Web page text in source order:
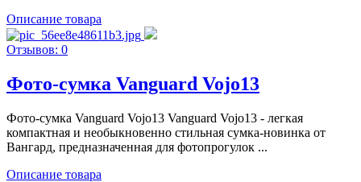
Описание товара
Отзывов: 0
Фото-сумка Vanguard Vojo13
Фото-сумка Vanguard Vojo13 Vanguard Vojo13 - легкая
компактная и необыкновенно стильная сумка-новинка от
Вангард, предназначенная для фотопрогулок ...
Описание товара